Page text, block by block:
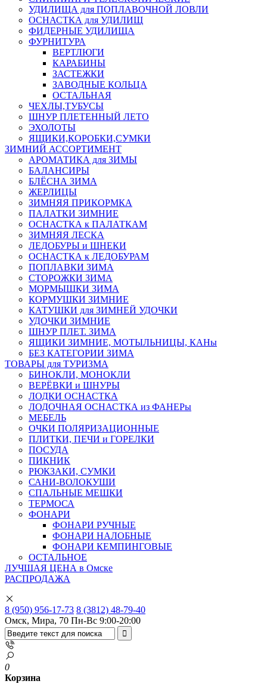
УДИЛИЩА для ПОПЛАВОЧНОЙ ЛОВЛИ
ОСНАСТКА для УДИЛИЩ
ФИДЕРНЫЕ УДИЛИЩА
ФУРНИТУРА
ВЕРТЛЮГИ
КАРАБИНЫ
ЗАСТЕЖКИ
ЗАВОДНЫЕ КОЛЬЦА
ОСТАЛЬНАЯ
ЧЕХЛЫ,ТУБУСЫ
ШНУР ПЛЕТЕННЫЙ ЛЕТО
ЭХОЛОТЫ
ЯЩИКИ,КОРОБКИ,СУМКИ
ЗИМНИЙ АССОРТИМЕНТ
АРОМАТИКА для ЗИМЫ
БАЛАНСИРЫ
БЛЁСНА ЗИМА
ЖЕРЛИЦЫ
ЗИМНЯЯ ПРИКОРМКА
ПАЛАТКИ ЗИМНИЕ
ОСНАСТКА к ПАЛАТКАМ
ЗИМНЯЯ ЛЕСКА
ЛЕДОБУРЫ и ШНЕКИ
ОСНАСТКА к ЛЕДОБУРАМ
ПОПЛАВКИ ЗИМА
СТОРОЖКИ ЗИМА
МОРМЫШКИ ЗИМА
КОРМУШКИ ЗИМНИЕ
КАТУШКИ для ЗИМНЕЙ УДОЧКИ
УДОЧКИ ЗИМНИЕ
ШНУР ПЛЕТ. ЗИМА
ЯЩИКИ ЗИМНИЕ, МОТЫЛЬНИЦЫ, КАНы
БЕЗ КАТЕГОРИИ ЗИМА
ТОВАРЫ для ТУРИЗМА
БИНОКЛИ, МОНОКЛИ
ВЕРЁВКИ и ШНУРЫ
ЛОДКИ ОСНАСТКА
ЛОДОЧНАЯ ОСНАСТКА из ФАНЕРы
МЕБЕЛЬ
ОЧКИ ПОЛЯРИЗАЦИОННЫЕ
ПЛИТКИ, ПЕЧИ и ГОРЕЛКИ
ПОСУДА
ПИКНИК
РЮКЗАКИ, СУМКИ
САНИ-ВОЛОКУШИ
СПАЛЬНЫЕ МЕШКИ
ТЕРМОСА
ФОНАРИ
ФОНАРИ РУЧНЫЕ
ФОНАРИ НАЛОБНЫЕ
ФОНАРИ КЕМПИНГОВЫЕ
ОСТАЛЬНОЕ
ЛУЧШАЯ ЦЕНА в Омске
РАСПРОДАЖА
8 (950) 956-17-73 8 (3812) 48-79-40
Омск, Мира, 70 Пн-Вс 9:00-20:00
0
Корзина